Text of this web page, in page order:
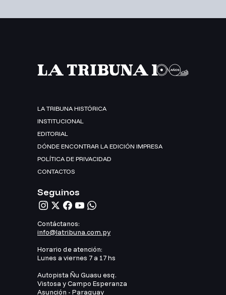
LA TRIBUNA HISTÓRICA
INSTITUCIONAL
EDITORIAL
DÓNDE ENCONTRAR LA EDICIÓN IMPRESA
POLÍTICA DE PRIVACIDAD
CONTACTOS
Seguinos
Contáctanos:
info@latribuna.com.py
Horario de atención:
Lunes a viernes 7 a 17 hs
Autopista Ñu Guasu esq.
Vistosa y Campo Esperanza
Asunción - Paraguay